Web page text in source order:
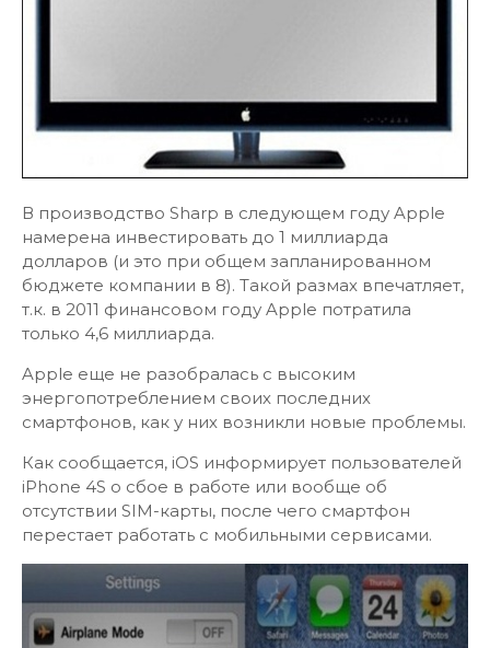
В производство Sharp в следующем году Apple
намерена инвестировать до 1 миллиарда
долларов (и это при общем запланированном
бюджете компании в 8). Такой размах впечатляет,
т.к. в 2011 финансовом году Apple потратила
только 4,6 миллиарда.
Apple еще не разобралась с высоким
энергопотреблением своих последних
смартфонов, как у них возникли новые проблемы.
Как сообщается, iOS информирует пользователей
iPhone 4S о сбое в работе или вообще об
отсутствии SIM-карты, после чего смартфон
перестает работать с мобильными сервисами.